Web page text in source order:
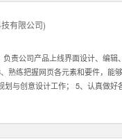
有限公司)
责公司产品上线界面设计、编
熟练把握网页各元素和要件，能
与创意设计工作； 5、认真做
网页和手机应用程序等的人机交
专业工作经验。 2、熟练使用设